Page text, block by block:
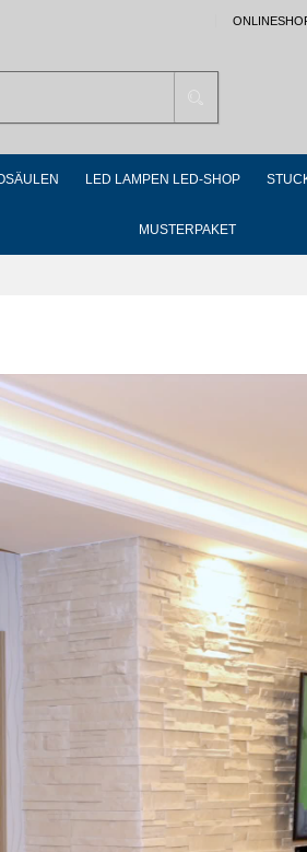
LED LAMPEN LED-SHOP
MUSTERPAKET